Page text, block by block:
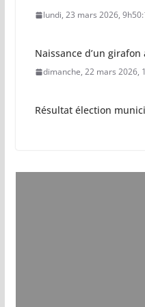
lundi, 23 mars 2026,
Naissance d’un
dimanche, 22 mars 2026,
Résultat élection